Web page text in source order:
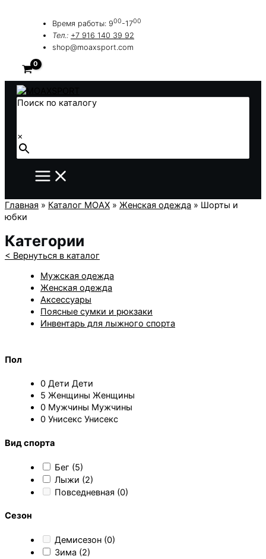
содержимому
Время работы: 900-1700
Тел.: +7 916 140 39 92
shop@moaxsport.com
Поиск по каталогу
×
Главная » Каталог MOAX » Женская одежда » Шорты и
юбки
Категории
< Вернуться в каталог
Мужская одежда
Женская одежда
Аксессуары
Поясные сумки и рюкзаки
Инвентарь для лыжного спорта
Пол
0 Дети Дети
5 Женщины Женщины
0 Мужчины Мужчины
0 Унисекс Унисекс
Вид спорта
Бег (5)
Лыжи (2)
Повседневная (0)
Сезон
Демисезон (0)
Зима (2)